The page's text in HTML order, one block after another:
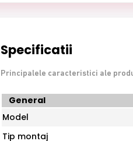
Specificatii
Principalele caracteristici ale
Specificatii
tehnice
HikVision
DS-
General
Model
Tip montaj